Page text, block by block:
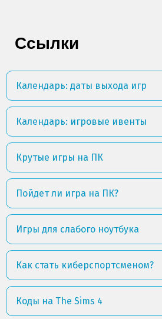
Ссылки
Календарь: даты выхода игр
Календарь: игровые ивенты
Крутые игры на ПК
Пойдет ли игра на ПК?
Игры для слабого ноутбука
Как стать киберспортсменом?
Коды на The Sims 4